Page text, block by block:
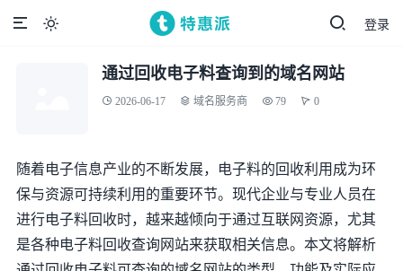
登录

通过回收电子料查询到的域名网站
2026-06-17 域名服务商 79 0
随着电子信息产业的不断发展，电子料的回收利用成为环
保与资源可持续利用的重要环节。现代企业与专业人员在
进行电子料回收时，越来越倾向于通过互联网资源，尤其
是各种电子料回收查询网站来获取相关信息。本文将解析